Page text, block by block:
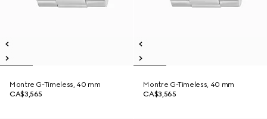
Montre G-Timeless, 40 mm
CA$3,565
Montre G-Timeless, 40 mm
CA$3,565